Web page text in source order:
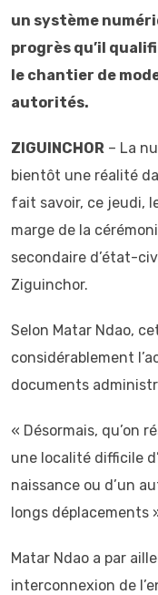
un système
progrès qu’il
le chantier de
autorités.
ZIGUINCHOR – La
bientôt une réalité
fait savoir, ce jeudi,
marge de la
secondaire d’état-
Ziguinchor.
Selon Matar Ndao,
considérablement
documents
« Désormais, qu’on
une localité difficile
naissance ou d’un
longs déplacements
Matar Ndao a par
interconnexion de